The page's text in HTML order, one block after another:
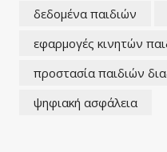
δεδομένα παιδιών
εφαρμογές κινητών
προστασία παιδιών
ψηφιακή ασφάλεια